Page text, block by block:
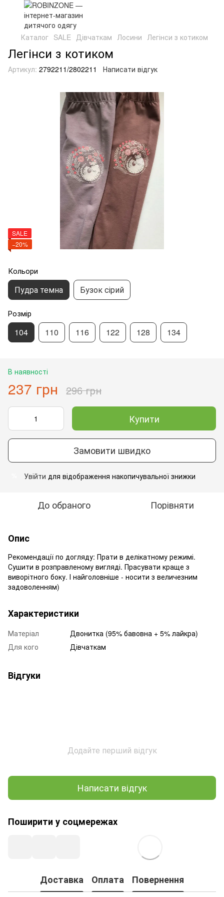
Каталог SALE Дівчаткам Лосини Легінси з котиком
Легінси з котиком
Артикул: 2792211/2802211 Написати відгук
SALE
−20%
Кольори
Пудра темна Бузок сірий
Розмір
104 110 116 122 128 134
В наявності
237 грн 296 грн
Купити
Замовити швидко
Увійти для відображення накопичувальної знижки
До обраного Порівняти
Опис
Рекомендації по догляду: Прати в делікатному режимі.
Сушити в розправленому вигляді. Прасувати краще з
виворітного боку. І найголовніше - носити з величезним
задоволенням)
Характеристики
Матеріал
Двонитка (95% бавовна + 5% лайкра)
Для кого
Дівчаткам
Відгуки
Додайте перший відгук
Написати відгук
Поширити у соцмережах
Доставка Оплата Повернення